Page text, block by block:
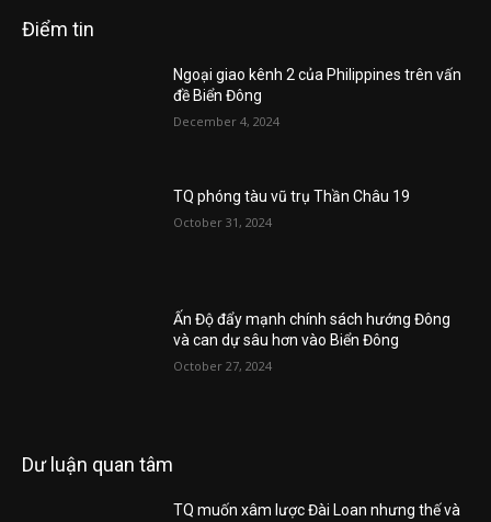
Điểm tin
Ngoại giao kênh 2 của Philippines trên vấn
đề Biển Đông
December 4, 2024
TQ phóng tàu vũ trụ Thần Châu 19
October 31, 2024
Ấn Độ đẩy mạnh chính sách hướng Đông
và can dự sâu hơn vào Biển Đông
October 27, 2024
Dư luận quan tâm
TQ muốn xâm lược Đài Loan nhưng thế và